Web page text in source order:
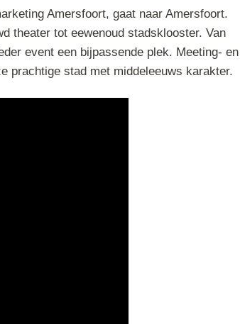
Amersfoort, gaat naar Amersfoort.
theater tot eewenoud stadsklooster. Van
event een bijpassende plek. Meeting- en
prachtige stad met middeleeuws karakter.